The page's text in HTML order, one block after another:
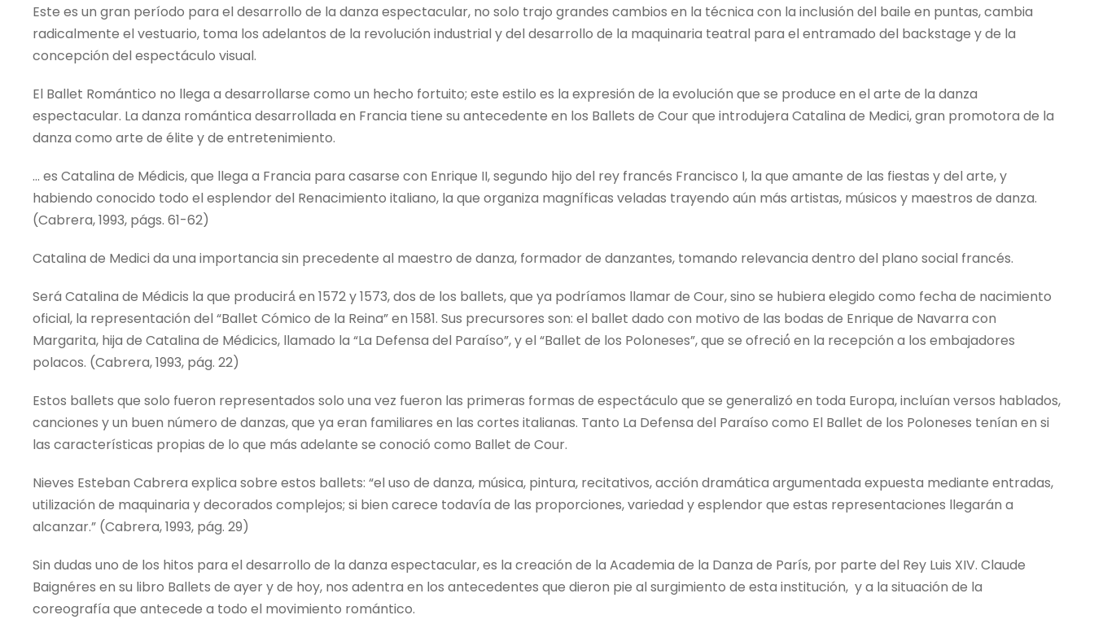
Este es un gran período para el desarrollo de la danza espectacular, no solo trajo grandes cambios en la técnica con la inclusión del baile en puntas, cambia
radicalmente el vestuario, toma los adelantos de la revolución industrial y del desarrollo de la maquinaria teatral para el entramado del backstage y de la
concepción del espectáculo visual.
El Ballet Romántico no llega a desarrollarse como un hecho fortuito; este estilo es la expresión de la evolución que se produce en el arte de la danza
espectacular. La danza romántica desarrollada en Francia tiene su antecedente en los Ballets de Cour que introdujera Catalina de Medici, gran promotora de la
danza como arte de élite y de entretenimiento.
… es Catalina de Médicis, que llega a Francia para casarse con Enrique II, segundo hijo del rey francés Francisco I, la que amante de las fiestas y del arte, y
habiendo conocido todo el esplendor del Renacimiento italiano, la que organiza magníficas veladas trayendo aún más artistas, músicos y maestros de danza.
(Cabrera, 1993, págs. 61-62)
Catalina de Medici da una importancia sin precedente al maestro de danza, formador de danzantes, tomando relevancia dentro del plano social francés.
Será Catalina de Médicis la que producirá́ en 1572 y 1573, dos de los ballets, que ya podríamos llamar de Cour, sino se hubiera elegido como fecha de nacimiento
oficial, la representación del “Ballet Cómico de la Reina” en 1581. Sus precursores son: el ballet dado con motivo de las bodas de Enrique de Navarra con
Margarita, hija de Catalina de Médicics, llamado la “La Defensa del Paraíso”, y el “Ballet de los Poloneses”, que se ofreció́ en la recepción a los embajadores
polacos. (Cabrera, 1993, pág. 22)
Estos ballets que solo fueron representados solo una vez fueron las primeras formas de espectáculo que se generalizó en toda Europa, incluían versos hablados,
canciones y un buen número de danzas, que ya eran familiares en las cortes italianas. Tanto La Defensa del Paraíso como El Ballet de los Poloneses tenían en si
las características propias de lo que más adelante se conoció como Ballet de Cour.
Nieves Esteban Cabrera explica sobre estos ballets: “el uso de danza, música, pintura, recitativos, acción dramática argumentada expuesta mediante entradas,
utilización de maquinaria y decorados complejos; si bien carece todavía de las proporciones, variedad y esplendor que estas representaciones llegarán a
alcanzar.” (Cabrera, 1993, pág. 29)
Sin dudas uno de los hitos para el desarrollo de la danza espectacular, es la creación de la Academia de la Danza de París, por parte del Rey Luis XIV. Claude
Baignéres en su libro Ballets de ayer y de hoy, nos adentra en los antecedentes que dieron pie al surgimiento de esta institución, y a la situación de la
coreografía que antecede a todo el movimiento romántico.